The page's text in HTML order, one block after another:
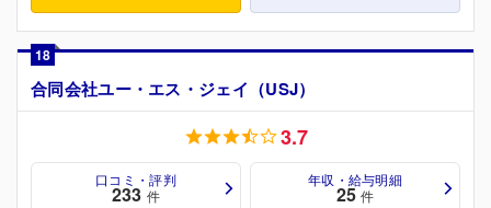
18
合同会社ユー・エス・ジェイ（USJ）
3.7
口コミ・評判
233 件
年収・給与明細
25 件